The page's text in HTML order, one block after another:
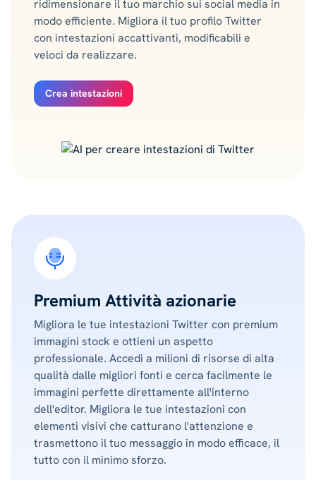
ridimensionare il tuo marchio sui social media in
modo efficiente. Migliora il tuo profilo Twitter
con intestazioni accattivanti, modificabili e
veloci da realizzare.
Crea intestazioni
Premium Attività azionarie
Migliora le tue intestazioni Twitter con premium
immagini stock e ottieni un aspetto
professionale. Accedi a milioni di risorse di alta
qualità dalle migliori fonti e cerca facilmente le
immagini perfette direttamente all'interno
dell'editor. Migliora le tue intestazioni con
elementi visivi che catturano l'attenzione e
trasmettono il tuo messaggio in modo efficace, il
tutto con il minimo sforzo.